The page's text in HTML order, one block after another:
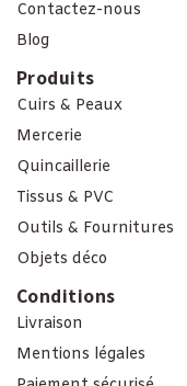
Contactez-nous
Blog
Produits
Cuirs & Peaux
Mercerie
Quincaillerie
Tissus & PVC
Outils & Fournitures
Objets déco
Conditions
Livraison
Mentions légales